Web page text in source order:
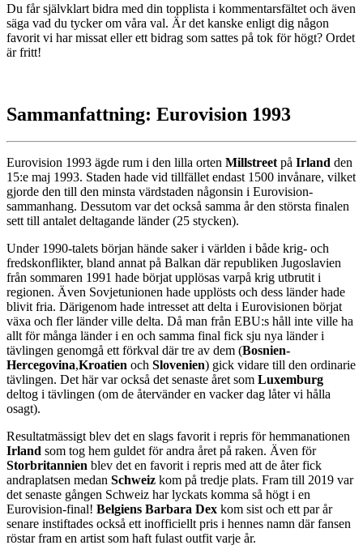
Du får självklart bidra med din topplista i kommentarsfältet och även
säga vad du tycker om våra val. Är det kanske enligt dig någon
favorit vi har missat eller ett bidrag som sattes på tok för högt? Ordet
är fritt!
Sammanfattning: Eurovision 1993
Eurovision 1993 ägde rum i den lilla orten Millstreetpå Irland den
15:e maj 1993. Staden hade vid tillfället endast 1500 invånare, vilket
gjorde den till den minsta värdstaden någonsin i Eurovision-
sammanhang. Dessutom var det också samma år den största finalen
sett till antalet deltagande länder (25 stycken).
Under 1990-talets början hände saker i världen i både krig- och
fredskonflikter, bland annat på Balkan där republiken Jugoslavien
från sommaren 1991 hade börjat upplösas varpå krig utbrutit i
regionen. Även Sovjetunionen hade upplösts och dess länder hade
blivit fria. Därigenom hade intresset att delta i Eurovisionen börjat
växa och fler länder ville delta. Då man från EBU:s håll inte ville ha
allt för många länder i en och samma final fick sju nya länder i
tävlingen genomgå ett förkval där tre av dem (Bosnien-
Hercegovina,Kroatien och Slovenien) gick vidare till den ordinarie
tävlingen. Det här var också det senaste året som Luxemburg
deltog i tävlingen (om de återvänder en vacker dag låter vi hålla
osagt).
Resultatmässigt blev det en slags favorit i repris för hemmanationen
Irland som tog hem guldet för andra året på raken. Även för
Storbritannien blev det en favorit i repris med att de åter fick
andraplatsen medan Schweiz kom på tredje plats. Fram till 2019 var
det senaste gången Schweiz har lyckats komma så högt i en
Eurovision-final! Belgiens Barbara Dex kom sist och ett par år
senare instiftades också ett inofficiellt pris i hennes namn där fansen
röstar fram en artist som haft fulast outfit varje år.